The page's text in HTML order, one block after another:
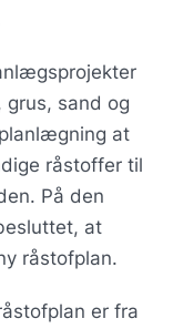
sand og
at
råstoffer til
På den
at
råstofplan.
er fra